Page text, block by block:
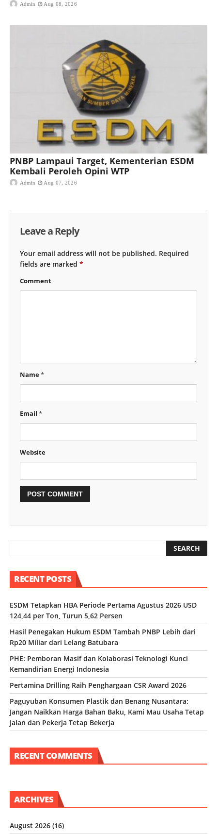
Admin Aug 08, 2026
PNBP Lampaui Target, Kementerian ESDM
Kembali Peroleh Opini WTP
Admin Aug 07, 2026
Leave a Reply
Your email address will not be published. Required
fields are marked *
Comment
Name*
Email *
Website
RECENT POSTS
ESDM Tetapkan HBA Periode Pertama Agustus 2026 USD
124,44 per Ton, Turun 5,62 Persen
Hasil Penegakan Hukum ESDM Tambah PNBP Lebih dari
Rp20 Miliar dari Lelang Batubara
PHE: Pemboran Masif dan Kolaborasi Teknologi Kunci
Kemandirian Energi Indonesia
Pertamina Drilling Raih Penghargaan CSR Award 2026
Paguyuban Konsumen Plastik dan Benang Nusantara:
Jangan Naikkan Harga Bahan Baku, Kami Mau Usaha Tetap
Jalan dan Pekerja Tetap Bekerja
RECENT COMMENTS
ARCHIVES
August 2026 (16)